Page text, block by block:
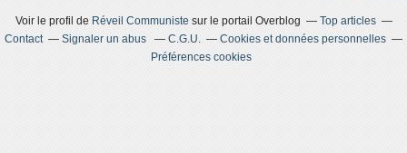
Voir le profil de Réveil Communiste sur le portail Overblog
Top articles
Contact
Signaler un abus C.G.U.
Cookies et données personnelles
Préférences cookies